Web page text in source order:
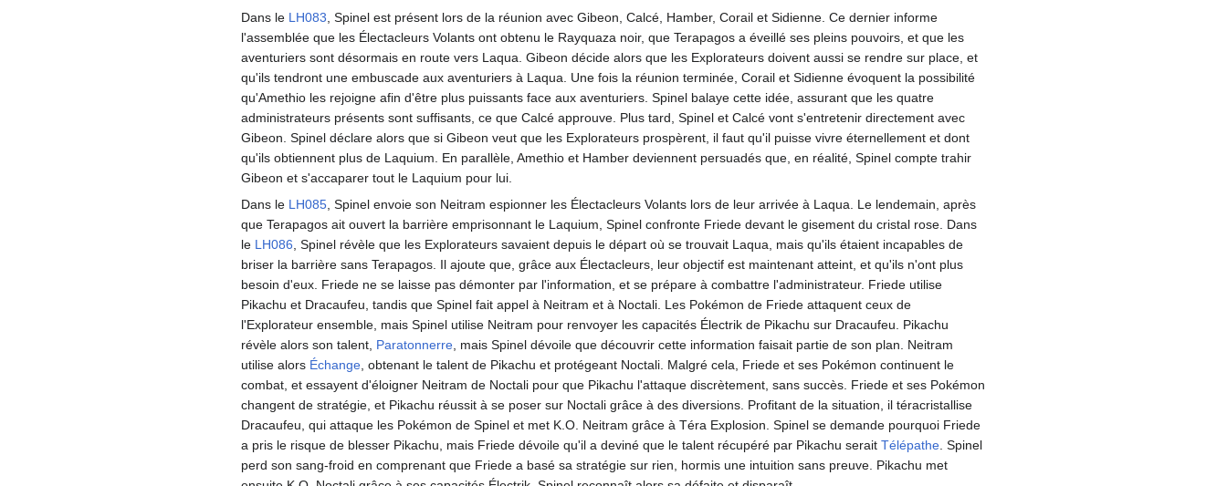
Dans le LH083, Spinel est présent lors de la réunion avec Gibeon, Calcé, Hamber, Corail et Sidienne. Ce dernier informe
l'assemblée que les Électacleurs Volants ont obtenu le Rayquaza noir, que Terapagos a éveillé ses pleins pouvoirs, et que les
aventuriers sont désormais en route vers Laqua. Gibeon décide alors que les Explorateurs doivent aussi se rendre sur place, et
qu'ils tendront une embuscade aux aventuriers à Laqua. Une fois la réunion terminée, Corail et Sidienne évoquent la possibilité
qu'Amethio les rejoigne afin d'être plus puissants face aux aventuriers. Spinel balaye cette idée, assurant que les quatre
administrateurs présents sont suffisants, ce que Calcé approuve. Plus tard, Spinel et Calcé vont s'entretenir directement avec
Gibeon. Spinel déclare alors que si Gibeon veut que les Explorateurs prospèrent, il faut qu'il puisse vivre éternellement et dont
qu'ils obtiennent plus de Laquium. En parallèle, Amethio et Hamber deviennent persuadés que, en réalité, Spinel compte trahir
Gibeon et s'accaparer tout le Laquium pour lui.
Dans le LH085, Spinel envoie son Neitram espionner les Électacleurs Volants lors de leur arrivée à Laqua. Le lendemain, après
que Terapagos ait ouvert la barrière emprisonnant le Laquium, Spinel confronte Friede devant le gisement du cristal rose. Dans
le LH086, Spinel révèle que les Explorateurs savaient depuis le départ où se trouvait Laqua, mais qu'ils étaient incapables de
briser la barrière sans Terapagos. Il ajoute que, grâce aux Électacleurs, leur objectif est maintenant atteint, et qu'ils n'ont plus
besoin d'eux. Friede ne se laisse pas démonter par l'information, et se prépare à combattre l'administrateur. Friede utilise
Pikachu et Dracaufeu, tandis que Spinel fait appel à Neitram et à Noctali. Les Pokémon de Friede attaquent ceux de
l'Explorateur ensemble, mais Spinel utilise Neitram pour renvoyer les capacités Électrik de Pikachu sur Dracaufeu. Pikachu
révèle alors son talent, Paratonnerre, mais Spinel dévoile que découvrir cette information faisait partie de son plan. Neitram
utilise alors Échange, obtenant le talent de Pikachu et protégeant Noctali. Malgré cela, Friede et ses Pokémon continuent le
combat, et essayent d'éloigner Neitram de Noctali pour que Pikachu l'attaque discrètement, sans succès. Friede et ses Pokémon
changent de stratégie, et Pikachu réussit à se poser sur Noctali grâce à des diversions. Profitant de la situation, il téracristallise
Dracaufeu, qui attaque les Pokémon de Spinel et met K.O. Neitram grâce à Téra Explosion. Spinel se demande pourquoi Friede
a pris le risque de blesser Pikachu, mais Friede dévoile qu'il a deviné que le talent récupéré par Pikachu serait Télépathe. Spinel
perd son sang-froid en comprenant que Friede a basé sa stratégie sur rien, hormis une intuition sans preuve. Pikachu met